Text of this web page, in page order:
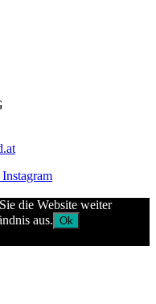
die Website weiter
aus. Ok